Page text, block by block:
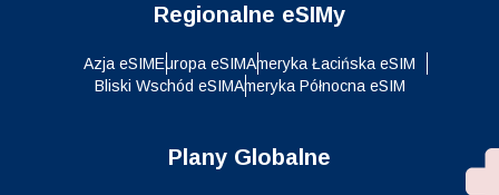
Regionalne eSIMy
Azja eSIMEuropa eSIMAmeryka Łacińska eSIM
Bliski Wschód eSIMAmeryka Północna eSIM
Plany Globalne